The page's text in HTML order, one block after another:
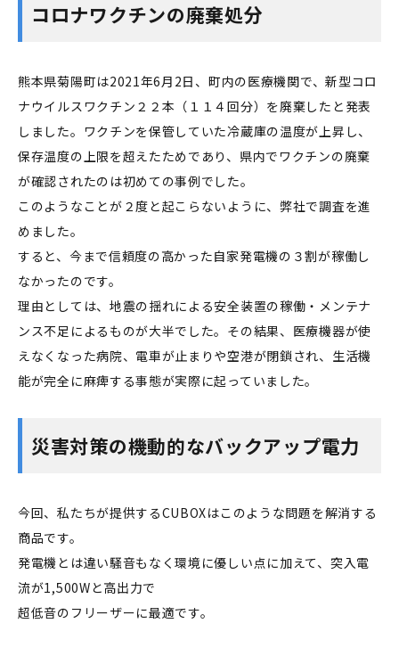
コロナワクチンの廃棄処分
熊本県菊陽町は2021年6月2日、町内の医療機関で、新型コロ
ナウイルスワクチン２２本（１１４回分）を廃棄したと発表
しました。ワクチンを保管していた冷蔵庫の温度が上昇し、
保存温度の上限を超えたためであり、県内でワクチンの廃棄
が確認されたのは初めての事例でした。
このようなことが２度と起こらないように、弊社で調査を進
めました。
すると、今まで信頼度の高かった自家発電機の３割が稼働し
なかったのです。
理由としては、地震の揺れによる安全装置の稼働・メンテナ
ンス不足によるものが大半でした。その結果、医療機器が使
えなくなった病院、電車が止まりや空港が閉鎖され、生活機
能が完全に麻痺する事態が実際に起っていました。
災害対策の機動的なバックアップ電力
今回、私たちが提供するCUBOXはこのような問題を解消する
商品です。
発電機とは違い騒音もなく環境に優しい点に加えて、突入電
流が1,500Wと高出力で
超低音のフリーザーに最適です。